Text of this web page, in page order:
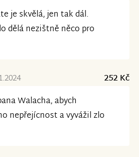
je skvělá, jen tak dál.
dělá nezištně něco pro
252 Kč
Walacha, abych
nepřejícnost a vyvážil zlo